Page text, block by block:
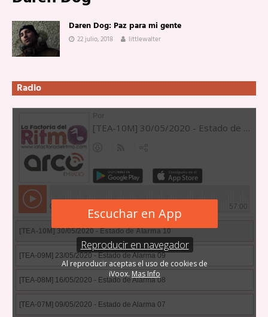
Daren Dog: Paz para mi gente
22 julio, 2018 littlewalter
Radio